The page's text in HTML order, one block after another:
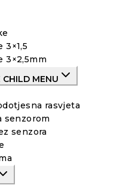
3×1,5
3×2,5mm
CHILD MENU
rasvjeta
senzorom
senzora